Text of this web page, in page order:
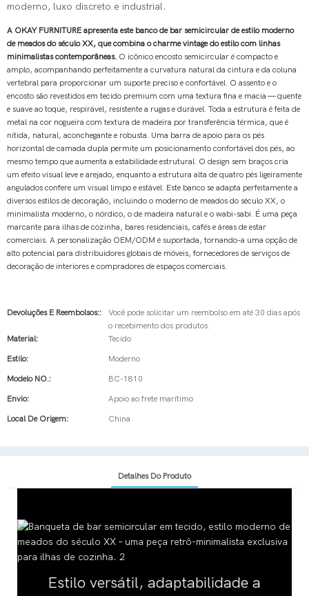
moderno, luxo discreto e industrial.
A OKAY FURNITURE apresenta este banco de bar semicircular de estilo moderno
de meados do século XX, que combina o charme vintage do estilo com linhas
minimalistas contemporâneas. O icônico encosto semicircular é compacto e
amplo, acompanhando perfeitamente a curvatura natural da cintura e da coluna
vertebral para proporcionar um suporte preciso e confortável. O assento e o
encosto são revestidos em tecido premium com uma textura fina e macia — quente
e suave ao toque, respirável, resistente a rugas e durável. Toda a estrutura é feita de
metal na cor nogueira com textura de madeira por transferência térmica, que é
nítida, natural, aconchegante e robusta. Uma barra de apoio para os pés
horizontal de camada dupla permite um posicionamento confortável dos pés, ao
mesmo tempo que aumenta a estabilidade estrutural. O design sem braços cria
um efeito visual leve e arejado, enquanto a estrutura alta de quatro pés ligeiramente
angulados confere um visual limpo e estável. Este banco se adapta perfeitamente a
diversos estilos de decoração, incluindo o moderno de meados do século XX, o
minimalista moderno, o nórdico, o de madeira natural e o wabi-sabi. É uma peça
marcante para ilhas de cozinha, bares residenciais, cafés e áreas de estar
comerciais. A personalização OEM/ODM é suportada, tornando-a uma opção de
alto potencial para distribuidores globais de móveis, fornecedores de serviços de
decoração de interiores e compradores de espaços comerciais.
Devoluções E Reembolsos::
Você pode solicitar um reembolso em até 30 dias após
o recebimento dos produtos.
Material:
Tecido
Estilo: Moderno
Modelo NO.: BC-1810
Envio: Apoio ao frete marítimo
Local De Origem: China
Detalhes Do Produto
Estilo versátil, adaptabilidade a